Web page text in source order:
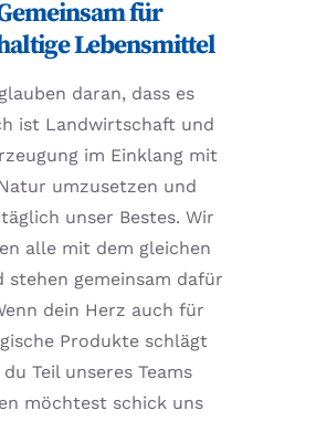
für
Lebensmittel
daran, dass es
ist Landwirtschaft und
im Einklang mit
umzusetzen und
unser Bestes. Wir
alle mit dem gleichen
stehen gemeinsam dafür
dein Herz auch für
Produkte schlägt
Teil unseres Teams
möchtest schick uns